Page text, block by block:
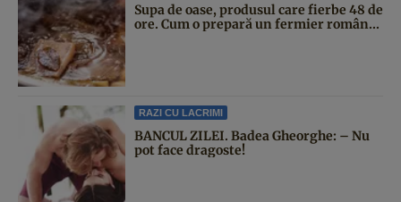
Supa de oase, produsul care fierbe 48 de
ore. Cum o prepară un fermier român...
RAZI CU LACRIMI
BANCUL ZILEI. Badea Gheorghe: – Nu
pot face dragoste!